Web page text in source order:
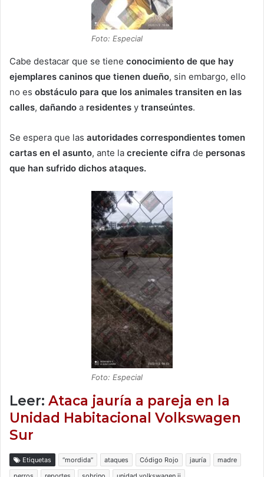
Foto: Especial
Cabe destacar que se tiene conocimiento de que hay
ejemplares caninos que tienen dueño, sin embargo, ello
no es obstáculo para que los animales transiten en las
calles, dañando a residentes y transeúntes.
Se espera que las autoridades correspondientes tomen
cartas en el asunto, ante la creciente cifra de personas
que han sufrido dichos ataques.
Foto: Especial
Leer: Ataca jauría a pareja en la
Unidad Habitacional Volkswagen
Sur
Etiquetas “mordida” ataques Código Rojo jauría
madre